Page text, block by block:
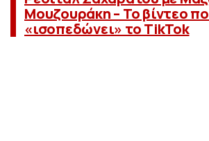
Μουζουράκη – Το βίντεο
«ισοπεδώνει» το TikTok